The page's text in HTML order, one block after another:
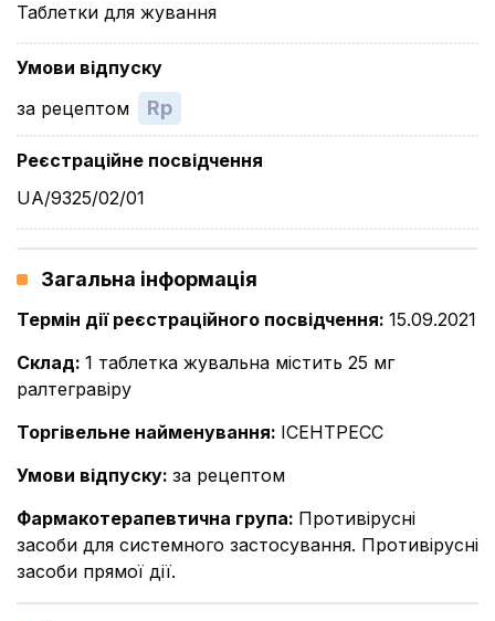
Таблетки для жування
Умови відпуску
за рецептом
Rp
Реєстраційне посвідчення
UA/9325/02/01
Загальна інформація
Термін дії реєстраційного посвідчення: 15.09.2021
Склад: 1 таблетка жувальна містить 25 мг
ралтегравіру
Торгівельне найменування: ІСЕНТРЕСС
Умови відпуску: за рецептом
Фармакотерапевтична група: Противірусні
засоби для системного застосування. Противірусні
засоби прямої дії.